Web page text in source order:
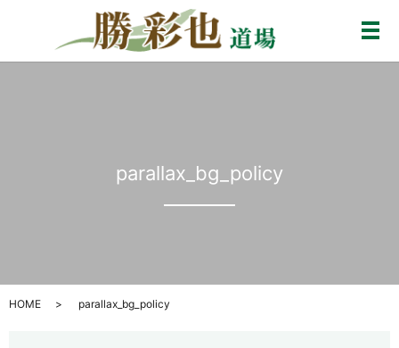
メ
parallax_bg_policy
HOME parallax_bg_policy